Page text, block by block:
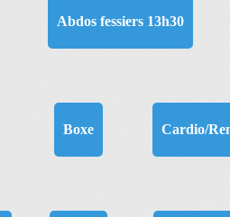
Abdos fessiers 13h30
Boxe Cardio/